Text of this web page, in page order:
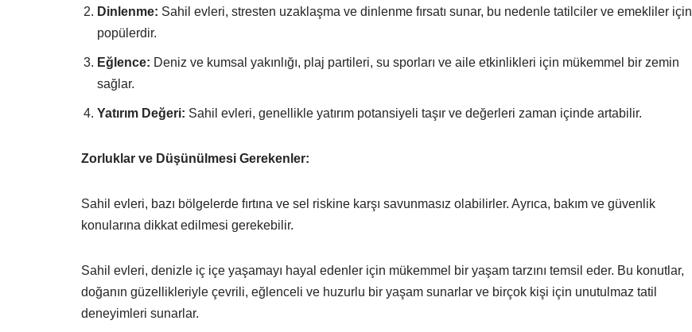
Dinlenme: Sahil evleri, stresten uzaklaşma ve dinlenme fırsatı sunar, bu nedenle tatilciler ve emekliler için
popülerdir.
Eğlence: Deniz ve kumsal yakınlığı, plaj partileri, su sporları ve aile etkinlikleri için mükemmel bir zemin
sağlar.
Yatırım Değeri: Sahil evleri, genellikle yatırım potansiyeli taşır ve değerleri zaman içinde artabilir.
Zorluklar ve Düşünülmesi Gerekenler:
Sahil evleri, bazı bölgelerde fırtına ve sel riskine karşı savunmasız olabilirler. Ayrıca, bakım ve güvenlik
konularına dikkat edilmesi gerekebilir.
Sahil evleri, denizle iç içe yaşamayı hayal edenler için mükemmel bir yaşam tarzını temsil eder. Bu konutlar,
doğanın güzellikleriyle çevrili, eğlenceli ve huzurlu bir yaşam sunarlar ve birçok kişi için unutulmaz tatil
deneyimleri sunarlar.